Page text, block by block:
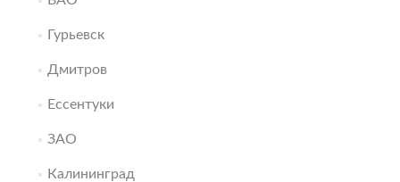
Гурьевск
Дмитров
Ессентуки
ЗАО
Калининград